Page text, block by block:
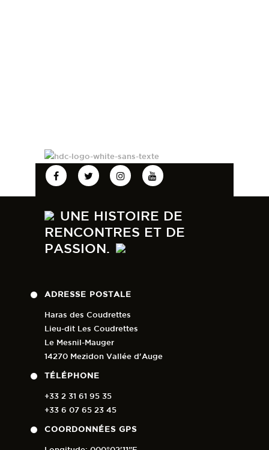
UNE HISTOIRE DE
RENCONTRES ET DE
PASSION.
ADRESSE POSTALE
Haras des Coudrettes
Lieu-dit Les Coudrettes
Le Mesnil-Mauger
14270 Mezidon Vallée d'Auge
TÉLÉPHONE
+33 2 31 61 95 35
+33 6 07 65 23 45
COORDONNÉES GPS